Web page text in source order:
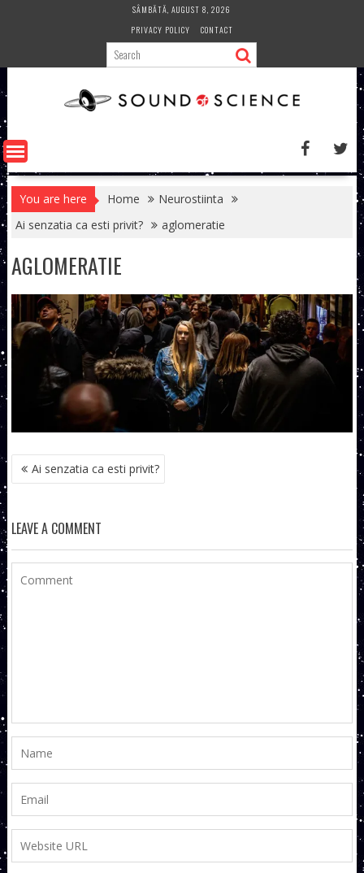
SÂMBĂTĂ, AUGUST 8, 2026
PRIVACY POLICY
CONTACT
You are here Home
Neurostiinta
Ai senzatia ca esti privit?
aglomeratie
AGLOMERATIE
NAVIGARE
ÎN Ai senzatia ca esti privit?
LEAVE A COMMENT